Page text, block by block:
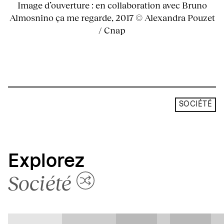
Image d’ouverture : en collaboration avec Bruno
Almosnino ça me regarde, 2017 © Alexandra Pouzet
/ Cnap
SOCIÉTÉ
Explorez
Société